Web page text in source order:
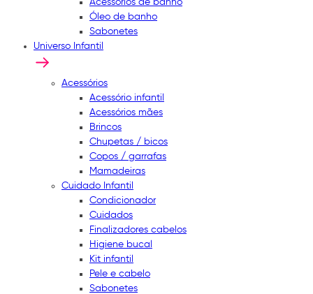
Acessórios de banho
Óleo de banho
Sabonetes
Universo Infantil
Acessórios
Acessório infantil
Acessórios mães
Brincos
Chupetas / bicos
Copos / garrafas
Mamadeiras
Cuidado Infantil
Condicionador
Cuidados
Finalizadores cabelos
Higiene bucal
Kit infantil
Pele e cabelo
Sabonetes